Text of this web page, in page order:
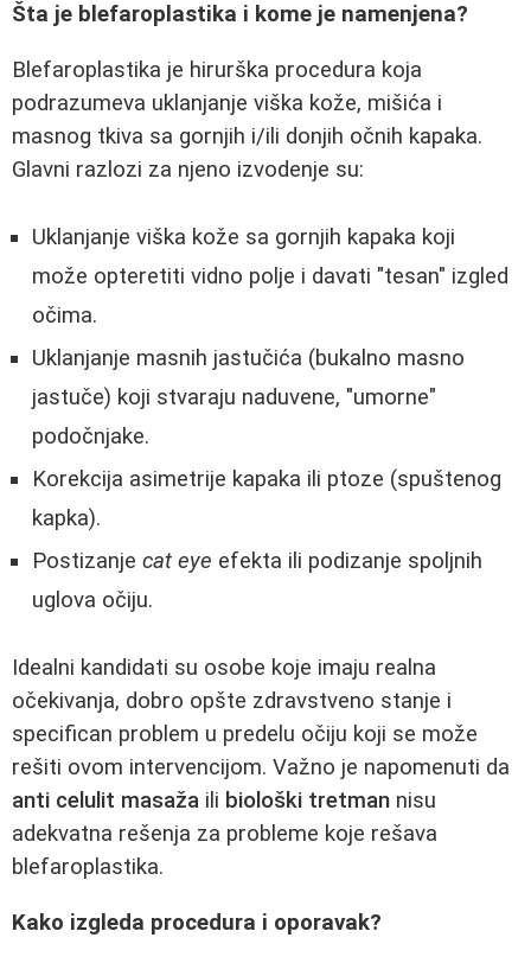
Šta je blefaroplastika i kome je namenjena?
Blefaroplastika je hirurška procedura koja
podrazumeva uklanjanje viška kože, mišića i
masnog tkiva sa gornjih i/ili donjih očnih kapaka.
Glavni razlozi za njeno izvodenje su:
Uklanjanje viška kože sa gornjih kapaka koji
može opteretiti vidno polje i davati "tesan" izgled
očima.
Uklanjanje masnih jastučića (bukalno masno
jastuče) koji stvaraju naduvene, "umorne"
podočnjake.
Korekcija asimetrije kapaka ili ptoze (spuštenog
kapka).
Postizanje cat eye efekta ili podizanje spoljnih
uglova očiju.
Idealni kandidati su osobe koje imaju realna
očekivanja, dobro opšte zdravstveno stanje i
specifican problem u predelu očiju koji se može
rešiti ovom intervencijom. Važno je napomenuti da
anti celulit masaža ili biološki tretman nisu
adekvatna rešenja za probleme koje rešava
blefaroplastika.
Kako izgleda procedura i oporavak?